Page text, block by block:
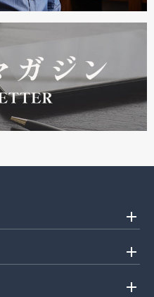
add
add
add